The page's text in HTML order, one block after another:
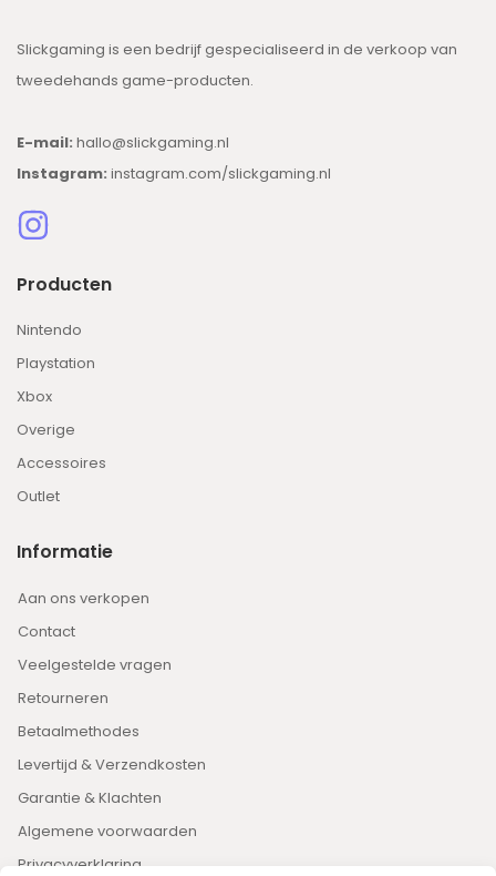
Slickgaming is een bedrijf gespecialiseerd in de verkoop van
tweedehands game-producten.
E-mail: hallo@slickgaming.nl
Instagram: instagram.com/slickgaming.nl
Producten
Nintendo
Playstation
Xbox
Overige
Accessoires
Outlet
Informatie
Aan ons verkopen
Contact
Veelgestelde vragen
Retourneren
Betaalmethodes
Levertijd & Verzendkosten
Garantie & Klachten
Algemene voorwaarden
Privacyverklaring